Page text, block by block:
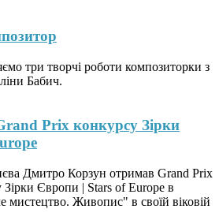
три творчі роботи композиторки з
Бабич.
Prix конкурсу Зірки
Дмитро Корзун отримав Grand Prix
Європи | Stars of Europe в
мистецтво. Живопис" в своїй віковій